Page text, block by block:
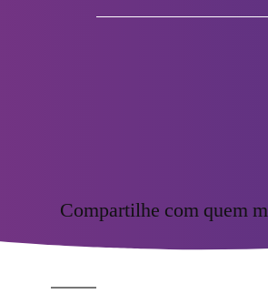
Compartilhe com quem